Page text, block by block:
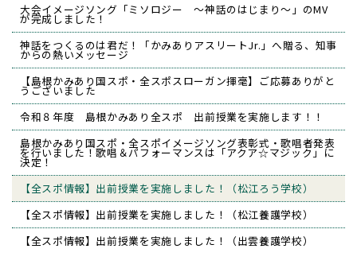
大会イメージソング「ミソロジー ～神話のはじまり～」のMV
が完成しました！
神話をつくるのは君だ！「かみありアスリートJr.」へ贈る、知事
からの熱いメッセージ
【島根かみあり国スポ・全スポスローガン揮毫】ご応募ありがと
うございました
令和８年度 島根かみあり全スポ 出前授業を実施します！！
島根かみあり国スポ・全スポイメージソング表彰式・歌唱者発表
を行いました！歌唱＆パフォーマンスは「アクア☆マジック」に
決定！
【全スポ情報】出前授業を実施しました！（松江ろう学校）
【全スポ情報】出前授業を実施しました！（松江養護学校）
【全スポ情報】出前授業を実施しました！（出雲養護学校）